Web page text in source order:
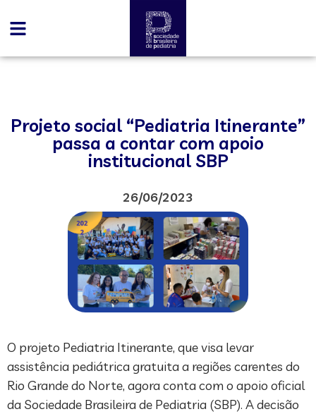
Projeto social “Pediatria Itinerante”
passa a contar com apoio
institucional SBP
26/06/2023
O projeto Pediatria Itinerante, que visa levar
assistência pediátrica gratuita a regiões carentes do
Rio Grande do Norte, agora conta com o apoio oficial
da Sociedade Brasileira de Pediatria (SBP). A decisão